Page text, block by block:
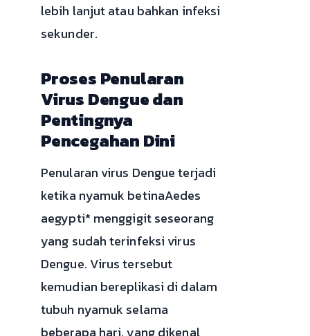
lebih lanjut atau bahkan infeksi
sekunder.
Proses Penularan
Virus Dengue dan
Pentingnya
Pencegahan Dini
Penularan virus Dengue terjadi
ketika nyamuk betinaAedes
aegypti* menggigit seseorang
yang sudah terinfeksi virus
Dengue. Virus tersebut
kemudian bereplikasi di dalam
tubuh nyamuk selama
beberapa hari, yang dikenal